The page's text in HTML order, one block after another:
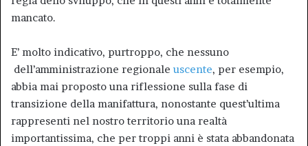
mancato.
E’ molto indicativo, purtroppo, che nessuno
dell’amministrazione regionale uscente, per esempio,
abbia mai proposto una riflessione sulla fase di
transizione della manifattura, nonostante quest’ultima
rappresenti nel nostro territorio una realtà
importantissima, che per troppi anni è stata abbandonata